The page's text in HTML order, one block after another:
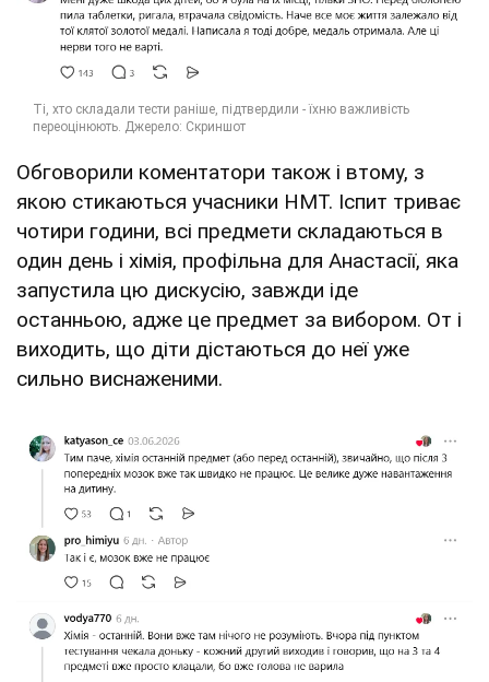
Обговорили коментатори також і втому, з
якою стикаються учасники НМТ. Іспит триває
чотири години, всі предмети складаються в
один день і хімія, профільна для Анастасії, яка
запустила цю дискусію, завжди іде
останньою, адже це предмет за вибором. От і
виходить, що діти дістаються до неї уже
сильно виснаженими.